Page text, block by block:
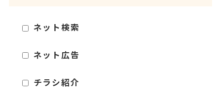
ネット検索
ネット広告
チラシ紹介